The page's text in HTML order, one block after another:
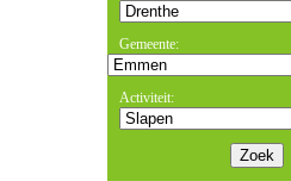
Gemeente:
Activiteit: